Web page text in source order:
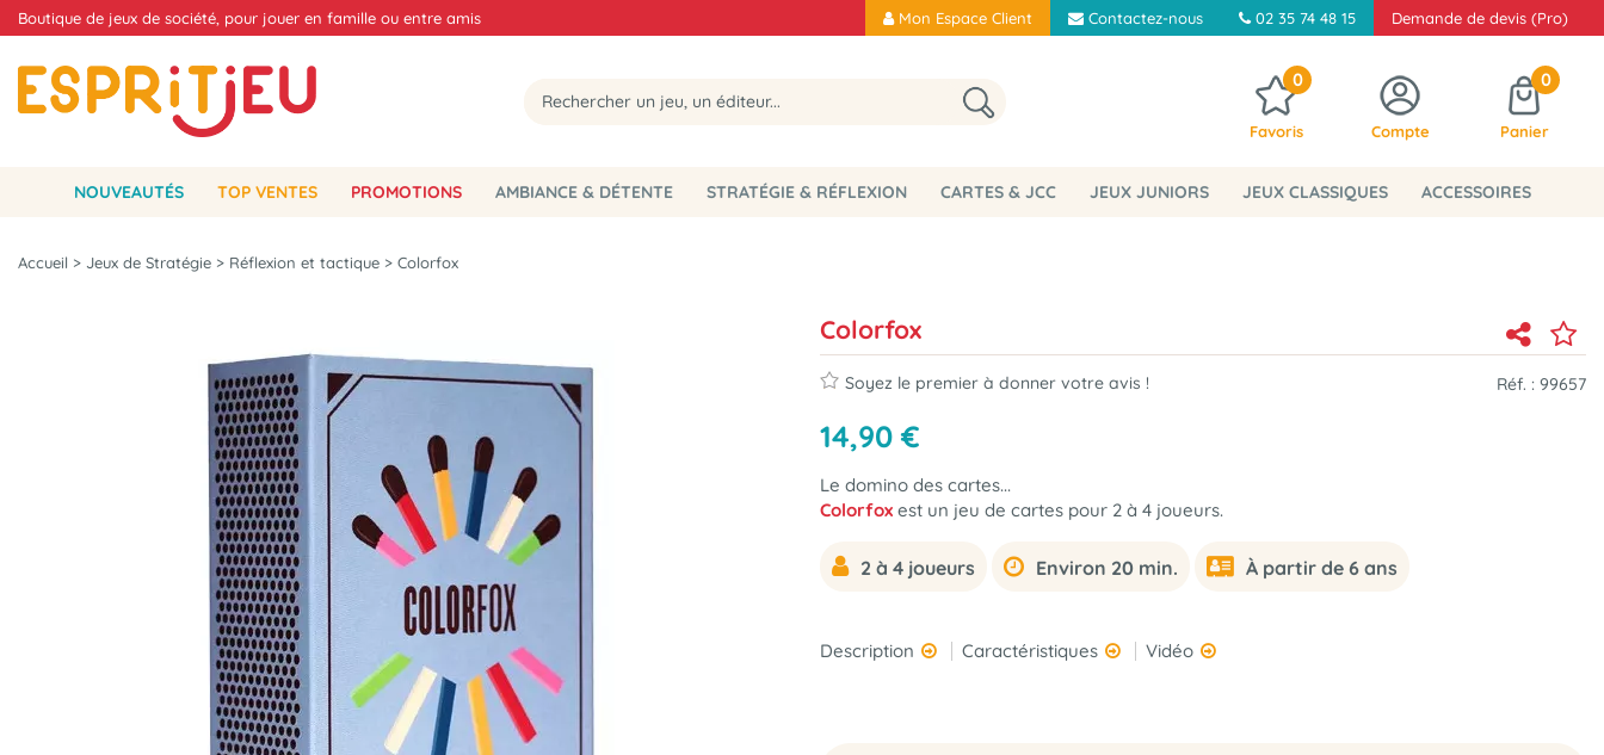
Boutique de jeux de société, pour jouer en famille ou entre amis Mon Espace Client Contactez-nous 02 35 74 48 15 Demande de devis (Pro)
0
Favoris Compte
0
Panier
NOUVEAUTÉS TOP VENTES PROMOTIONS AMBIANCE & DÉTENTE STRATÉGIE & RÉFLEXION CARTES & JCC JEUX JUNIORS JEUX CLASSIQUES ACCESSOIRES
Accueil > Jeux de Stratégie > Réflexion et tactique > Colorfox
Colorfox
Soyez le premier à donner votre avis ! Réf. : 99657
14,90 €
Le domino des cartes...
Colorfox est un jeu de cartes pour 2 à 4 joueurs.
2 à 4 joueurs Environ 20 min. À partir de 6 ans
Description Caractéristiques Vidéo